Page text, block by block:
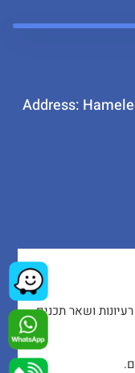
Address:
ושאר תכנים